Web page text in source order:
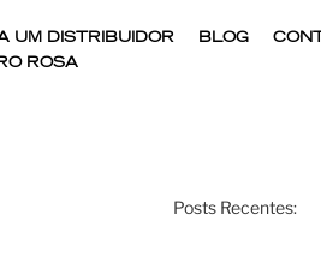
UM DISTRIBUIDOR BLOG
ROSA
Posts Recentes: